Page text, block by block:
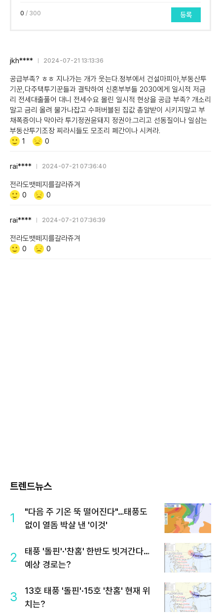
0 / 300 등록
jkh**** 2024-07-21 13:13:36
공급부족? ㅎㅎ 지나가는 개가 웃는다.정부에서 건설마피아,부동산투
기꾼,다주택투기꾼들과 결탁하여 신혼부부들 2030에게 일시적 저금
리 전세대출풀어 대니 전세수요 몰린 일시적 현상을 공급 부족? 개소리
말고 금리 올려 물가나잡고 수퍼버블된 집값 총알받이 시키지말고 부
채폭증이나 막아라 투기정권윤돼지 정권아.그리고 선동질이나 일삼는
부동산투기조장 찌라시들도 모조리 폐간이나 시켜라.
Like/Dislike
공
1
비
0
rai**** 2024-07-21 07:36:40
전라도뱃떼지를갈라쥬겨
Like/Dislike
공
0
비
0
rai**** 2024-07-21 07:36:39
전라도뱃떼지를갈라쥬겨
Like/Dislike
공
0
비
0
트렌드뉴스
1
"다음 주 기온 뚝 떨어진다"…태풍도
없이 열돔 박살 낸 '이것'
2
태풍 '돌핀'·'찬홈' 한반도 빗겨간다…
예상 경로는?
3
13호 태풍 '돌핀'·15호 '찬홈' 현재 위
치는?